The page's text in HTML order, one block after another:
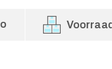
Voorraad